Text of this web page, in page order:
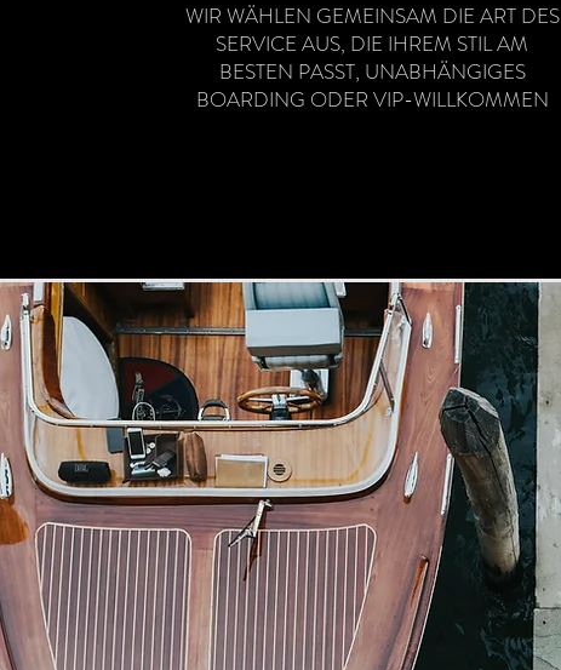
WIR WÄHLEN GEMEINSAM DIE ART DES
SERVICE AUS, DIE IHREM STIL AM
BESTEN PASST, UNABHÄNGIGES
BOARDING ODER VIP-WILLKOMMEN